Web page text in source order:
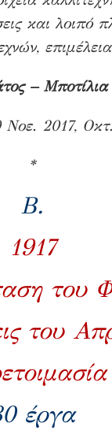
και λοιπό
– Μποτίλια
2017,
*
Β.
1917
του
του
έργα